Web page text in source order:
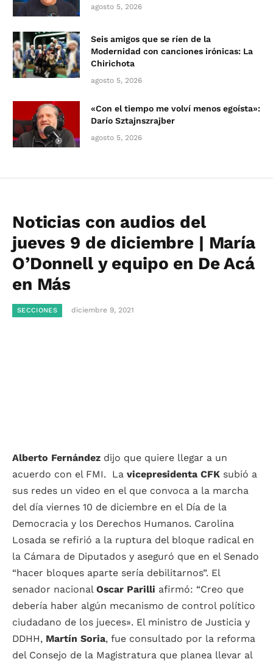
agosto 5, 2026
Seis amigos que se ríen de la
Modernidad con canciones irónicas: La
Chirichota
agosto 5, 2026
«Con el tiempo me volví menos egoísta»:
Darío Sztajnszrajber
agosto 5, 2026
Noticias con audios del
jueves 9 de diciembre | María
O’Donnell y equipo en De Acá
en Más
SECCIONES diciembre 9, 2021
Alberto Fernández dijo que quiere llegar a un
acuerdo con el FMI. La vicepresidenta CFK subió a
sus redes un video en el que convoca a la marcha
del día viernes 10 de diciembre en el Día de la
Democracia y los Derechos Humanos. Carolina
Losada se refirió a la ruptura del bloque radical en
la Cámara de Diputados y aseguró que en el Senado
“hacer bloques aparte sería debilitarnos”. El
senador nacional Oscar Parilli afirmó: “Creo que
debería haber algún mecanismo de control político
ciudadano de los jueces». El ministro de Justicia y
DDHH, Martín Soria, fue consultado por la reforma
del Consejo de la Magistratura que planea llevar al